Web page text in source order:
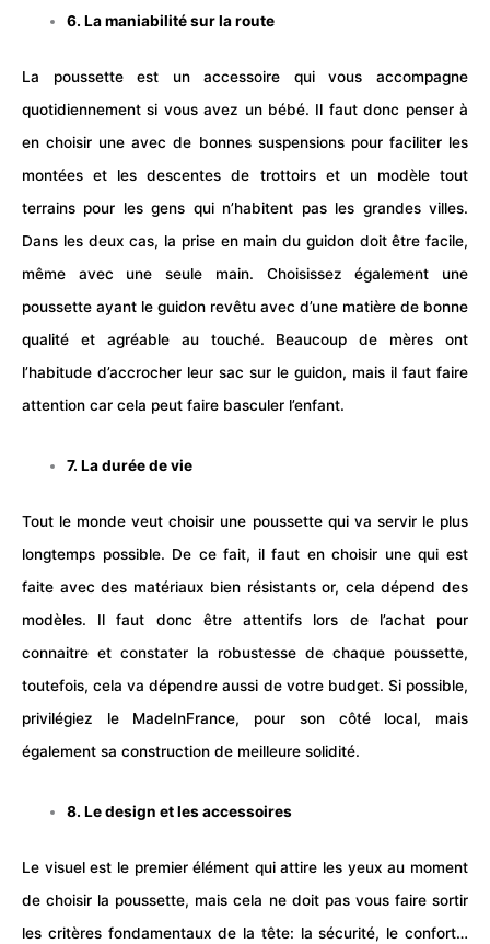
6. La maniabilité sur la route
La poussette est un accessoire qui vous accompagne
quotidiennement si vous avez un bébé. Il faut donc penser à
en choisir une avec de bonnes suspensions pour faciliter les
montées et les descentes de trottoirs et un modèle tout
terrains pour les gens qui n’habitent pas les grandes villes.
Dans les deux cas, la prise en main du guidon doit être facile,
même avec une seule main. Choisissez également une
poussette ayant le guidon revêtu avec d’une matière de bonne
qualité et agréable au touché. Beaucoup de mères ont
l’habitude d’accrocher leur sac sur le guidon, mais il faut faire
attention car cela peut faire basculer l’enfant.
7. La durée de vie
Tout le monde veut choisir une poussette qui va servir le plus
longtemps possible. De ce fait, il faut en choisir une qui est
faite avec des matériaux bien résistants or, cela dépend des
modèles. Il faut donc être attentifs lors de l’achat pour
connaitre et constater la robustesse de chaque poussette,
toutefois, cela va dépendre aussi de votre budget. Si possible,
privilégiez le MadeInFrance, pour son côté local, mais
également sa construction de meilleure solidité.
8. Le design et les accessoires
Le visuel est le premier élément qui attire les yeux au moment
de choisir la poussette, mais cela ne doit pas vous faire sortir
les critères fondamentaux de la tête: la sécurité, le confort…